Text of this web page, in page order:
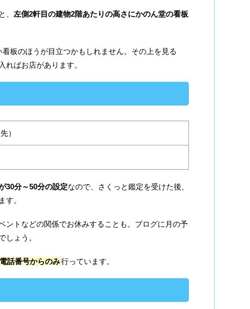
、 左側2軒目の建物2階あたりの高さにかのん堂の看板
板のほうが目立つかもしれません。その上を見る
ればお店があります。
）
30分～50分の設定なので、さくっと鑑定を受けた後、
す。
ントなどの関係でお休みすることも。ブログに月の予
しょう。
話番号からのみ行っています。